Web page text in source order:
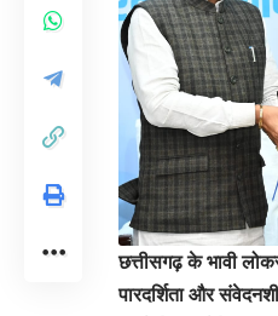
छत्तीसगढ़ के भावी
पारदर्शिता और